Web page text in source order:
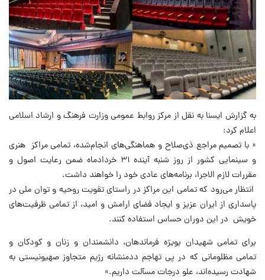
به گزارش ایسنا به نقل از مرکز روابط عمومی وزارت فرهنگ و ارشاد اسلامی
اعلام کرد:
« با تصمیم مراجع ذی‌صلاح و هماهنگی‌های انجام‌شده، تمامی مراکز هنری
و سینمایی کشور از روز شنبه آینده ۳۱ خردادماه ضمن رعایت اصول و
مقررات لازم الاجرا، برنامه‌های عادی خود را خواهند داشت.
انتظار می‌رود که تمامی این مراکز در راستای تقویت روحیه و توان ملی در
پاسداری از ایران عزیز و ایجاد فضای ارامش و امید، از تمامی ظرفیت‌های
خویش در این دوران حساس استفاده کنند.
برای تمامی شهیدان بویژه فرماندهان، دانشمندان و زنان و کودکان و
تمامی مظلومانی که در پی تهاجم ددمنشانه رژیم متجاوز صهیونیستی به
شهادت رسیده‌اند، علو درجات مسآلت داریم.»